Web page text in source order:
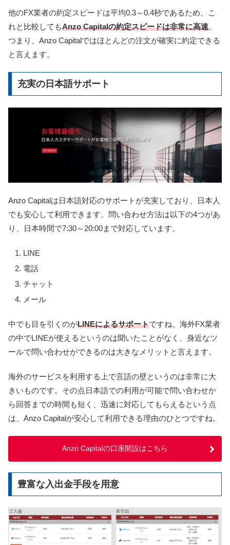
他のFX業者の約定スピードは平均0.3～0.4秒であるため、こ
れと比較してもAnzo Capitalの約定スピードは非常に高速。
つまり、Anzo Capitalではほとんどの注文が確実に約定できる
と言えます。
充実の日本語サポート
Anzo Capitalは日本語対応のサポートが充実しており、日本人
でも安心して利用できます。 問い合わせ方法は以下の4つがあ
り、日本時間で7:30～20:00まで対応しています。
LINE
電話
チャット
メール
中でも目を引くのがLINEによるサポートですね。海外FX業者
の中でLINEが使えるというのは聞いたことがなく、身近なツ
ールで問い合わせができるのは大きなメリットと言えます。
海外のサービスを利用する上で言語の壁というのは非常に大
きいものです。その点日本語での利用が可能で問い合わせか
ら回答までの時間も短く、迅速に対応してもらえるという点
は、Anzo Capitalが安心して利用できる理由のひとつですね。
Anzo Capitalの口座開設はこちら
豊富な入出金手段を用意